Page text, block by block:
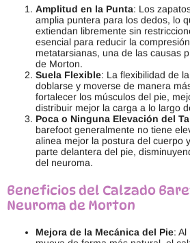
l
e
g
i
e
n
l
a
p
á
g
i
n
e
p
r
d
t
i
e
n
e
ú
l
t
i
p
l
e
s
i
a
e
Amplitud en la Punta: Los
amplia puntera para los dedos, lo
extiendan libremente sin
esencial para reducir la
metatarsianas, una de las causas
de Morton.
Suela Flexible: La flexibilidad de
doblarse y moverse de manera
fortalecer los músculos del pie,
distribuir mejor la carga a lo largo
Poca o Ninguna Elevación del
barefoot generalmente no tiene
alinea mejor la postura del cuerpo
parte delantera del pie,
del neuroma.
Beneficios del Calzado
Neuroma de Morton
Mejora de la Mecánica del Pie: Al